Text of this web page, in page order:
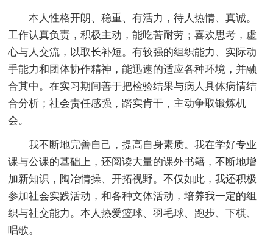
本人性格开朗、稳重、有活力，待人热情、真诚。
工作认真负责，积极主动，能吃苦耐劳；喜欢思考，虚
心与人交流，以取长补短。有较强的组织能力、实际动
手能力和团体协作精神，能迅速的适应各种环境，并融
合其中。在实习期间善于把检验结果与病人具体病情结
合分析；社会责任感强，踏实肯干，主动争取锻炼机
会。
我不断地完善自己，提高自身素质。我在学好专业
课与公课的基础上，还阅读大量的课外书籍，不断地增
加新知识，陶冶情操、开拓视野。不仅如此，我还积极
参加社会实践活动，和各种文体活动，培养我一定的组
织与社交能力。本人热爱篮球、羽毛球、跑步、下棋、
唱歌。